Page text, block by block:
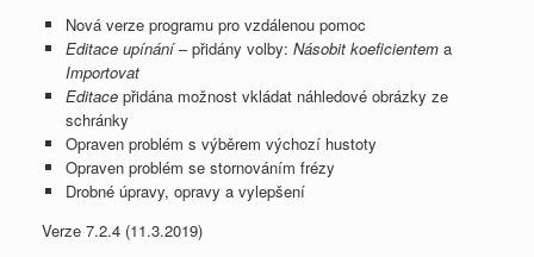
Nová verze programu pro vzdálenou pomoc
Editace upínání– přidány volby: Násobit koeficientema
Importovat
Editacepřidána možnost vkládat náhledové obrázky ze
schránky
Opraven problém s výběrem výchozí hustoty
Opraven problém se stornováním frézy
Drobné úpravy, opravy a vylepšení
Verze 7.2.4 (11.3.2019)